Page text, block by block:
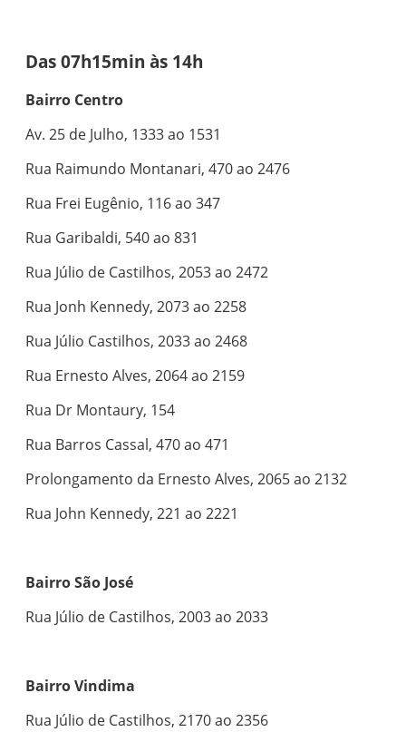
Das 07h15min às 14h
Bairro Centro
Av. 25 de Julho, 1333 ao 1531
Rua Raimundo Montanari, 470 ao 2476
Rua Frei Eugênio, 116 ao 347
Rua Garibaldi, 540 ao 831
Rua Júlio de Castilhos, 2053 ao 2472
Rua Jonh Kennedy, 2073 ao 2258
Rua Júlio Castilhos, 2033 ao 2468
Rua Ernesto Alves, 2064 ao 2159
Rua Dr Montaury, 154
Rua Barros Cassal, 470 ao 471
Prolongamento da Ernesto Alves, 2065 ao 2132
Rua John Kennedy, 221 ao 2221
Bairro São José
Rua Júlio de Castilhos, 2003 ao 2033
Bairro Vindima
Rua Júlio de Castilhos, 2170 ao 2356